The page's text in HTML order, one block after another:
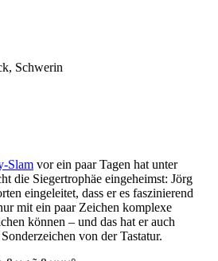
Schwerin
Slam vor ein paar Tagen hat unter
die Siegertrophäe eingeheimst: Jörg
eingeleitet, dass er es faszinierend
mit ein paar Zeichen komplexe
können – und das hat er auch
von der Tastatur.